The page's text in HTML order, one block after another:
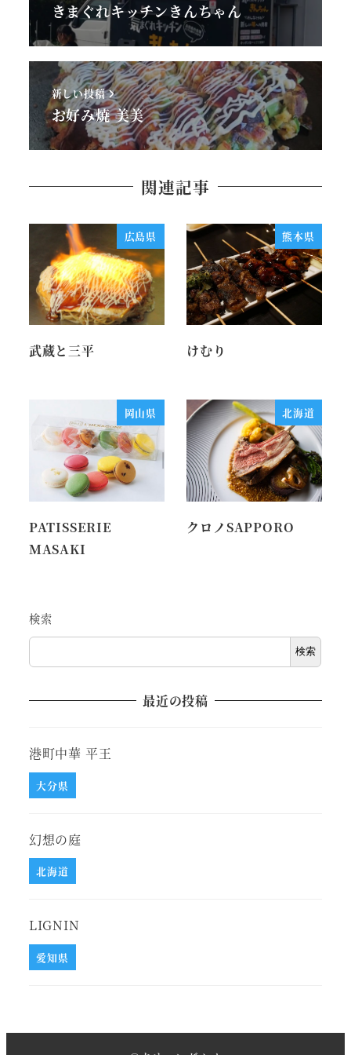
きまぐれキッチンきんちゃん
新しい投稿
お好み焼 美美
関連記事
広島県
武蔵と三平
熊本県
けむり
岡山県
PATISSERIE
MASAKI
北海道
クロノSAPPORO
検索
検索
最近の投稿
港町中華 平王
大分県
幻想の庭
北海道
LIGNIN
愛知県